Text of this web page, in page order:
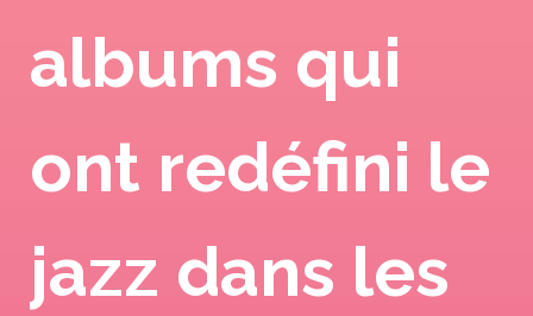
albums qui
ont redéfini le
jazz dans les